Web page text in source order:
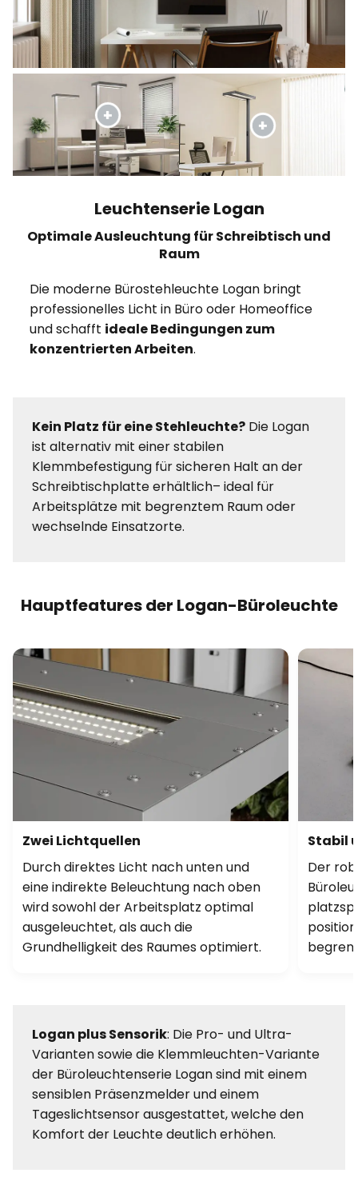
Leuchtenserie Logan
Optimale Ausleuchtung für Schreibtisch und
Raum
Die moderne Bürostehleuchte Logan bringt
professionelles Licht in Büro oder Homeoffice
und schafft ideale Bedingungen zum
konzentrierten Arbeiten.
Kein Platz für eine Stehleuchte? Die Logan
ist alternativ mit einer stabilen
Klemmbefestigung für sicheren Halt an der
Schreibtischplatte erhältlich– ideal für
Arbeitsplätze mit begrenztem Raum oder
wechselnde Einsatzorte.
Hauptfeatures der Logan-Büroleuchte
Zwei Lichtquellen
Durch direktes Licht nach unten und
eine indirekte Beleuchtung nach oben
wird sowohl der Arbeitsplatz optimal
ausgeleuchtet, als auch die
Grundhelligkeit des Raumes optimiert.
Stabil
Der
Logan plus Sensorik: Die Pro- und Ultra-
Varianten sowie die Klemmleuchten-Variante
der Büroleuchtenserie Logan sind mit einem
sensiblen Präsenzmelder und einem
Tageslichtsensor ausgestattet, welche den
Komfort der Leuchte deutlich erhöhen.